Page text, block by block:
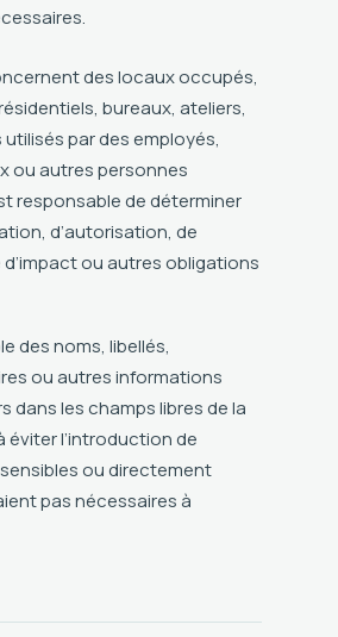
des locaux occupés,
bureaux, ateliers,
par des employés,
ou autres personnes
responsable de déterminer
d’autorisation, de
ou autres obligations
des noms, libellés,
ou autres informations
dans les champs libres de la
éviter l’introduction de
ou directement
pas nécessaires à